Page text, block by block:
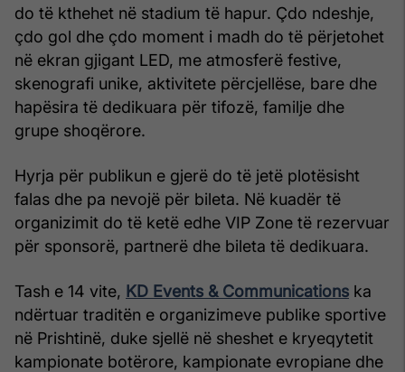
do të kthehet në stadium të hapur. Çdo ndeshje,
çdo gol dhe çdo moment i madh do të përjetohet
në ekran gjigant LED, me atmosferë festive,
skenografi unike, aktivitete përcjellëse, bare dhe
hapësira të dedikuara për tifozë, familje dhe
grupe shoqërore.
Hyrja për publikun e gjerë do të jetë plotësisht
falas dhe pa nevojë për bileta. Në kuadër të
organizimit do të ketë edhe VIP Zone të rezervuar
për sponsorë, partnerë dhe bileta të dedikuara.
Tash e 14 vite, KD Events & Communications ka
ndërtuar traditën e organizimeve publike sportive
në Prishtinë, duke sjellë në sheshet e kryeqytetit
kampionate botërore, kampionate evropiane dhe